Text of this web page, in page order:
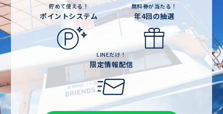
貯めて使える！
ポイントシステム
無料券が当たる！
年4回の抽選
LINEだけ！
限定情報配信